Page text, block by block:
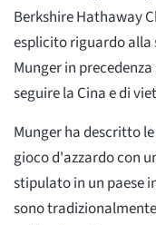
Berkshire Hathaway
esplicito riguardo
Munger in
seguire la Cina e di
Munger ha descritto
gioco d'azzardo con
stipulato in un paese
sono